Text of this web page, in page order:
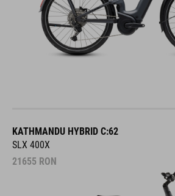
KATHMANDU HYBRID C:62
SLX 400X
21655 RON